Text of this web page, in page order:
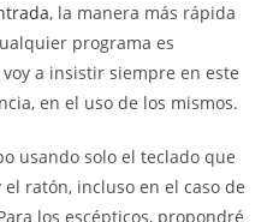
, la manera más rápida
programa es
a insistir siempre en este
en el uso de los mismos.
usando solo el teclado que
ratón, incluso en el caso de
los escépticos, propondré